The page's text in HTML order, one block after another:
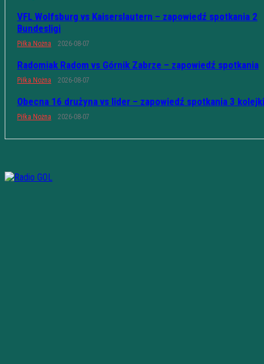
VFL Wolfsburg vs Kaiserslautern – zapowiedź spotkania 2
Bundesligi
Piłka Nożna 2026-08-07
Radomiak Radom vs Górnik Zabrze – zapowiedź spotkania
Piłka Nożna 2026-08-07
Obecna 16 drużyna vs lider – zapowiedź spotkania 3 kolejki
Piłka Nożna 2026-08-07